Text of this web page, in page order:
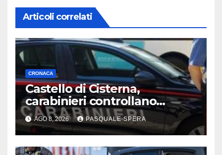
Articoli correlati
CRONACA
Castello di Cisterna,
carabinieri controllano
agenzie funebri
AGO 8, 2026 PASQUALE SPERA